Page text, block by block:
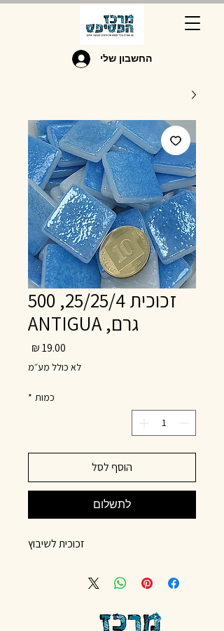
החשבון שלי
זכוכית 25/25/4, 500
גרם, ANTIGUA
לא כולל מע״מ
כמות *
הוסף לסל
לתשלום
זכוכית לשיבוץ